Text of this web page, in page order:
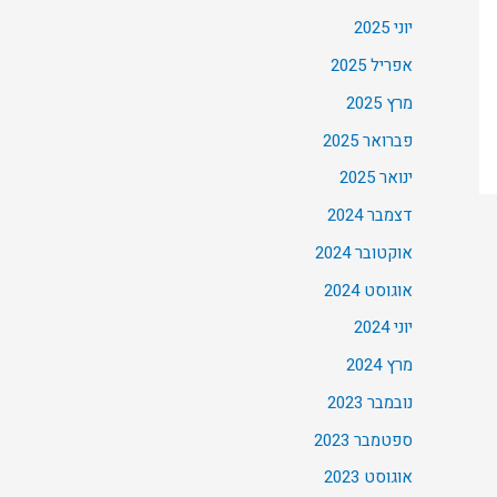
יוני 2025
אפריל 2025
מרץ 2025
פברואר 2025
ינואר 2025
דצמבר 2024
אוקטובר 2024
אוגוסט 2024
יוני 2024
מרץ 2024
נובמבר 2023
ספטמבר 2023
אוגוסט 2023